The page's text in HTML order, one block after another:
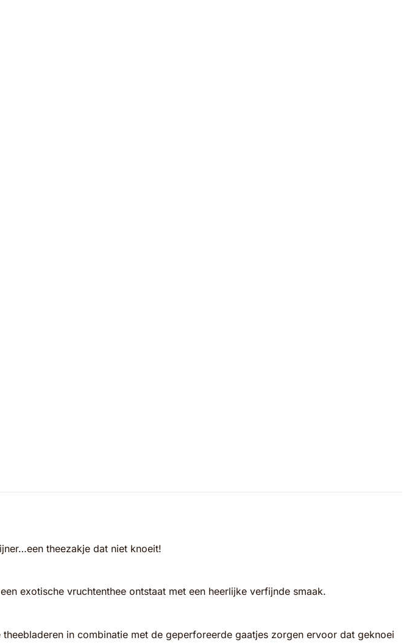
theezakje dat niet knoeit!
exotische vruchtenthee ontstaat met een heerlijke verfijnde smaak.
in combinatie met de geperforeerde gaatjes zorgen ervoor dat geknoei